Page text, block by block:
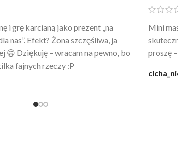
Szlafrok to sztos – lekki, chłodny, a
butiku. Noszę
z mężem.
świetny